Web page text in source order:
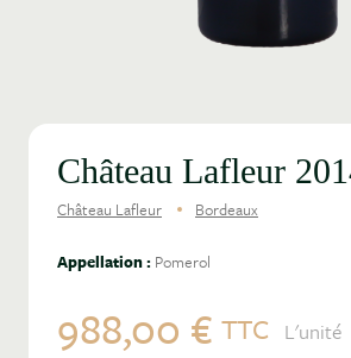
Château Lafleur
Château Lafleur Bordeaux
Appellation : Pomerol
988,00 € TTC L'unité